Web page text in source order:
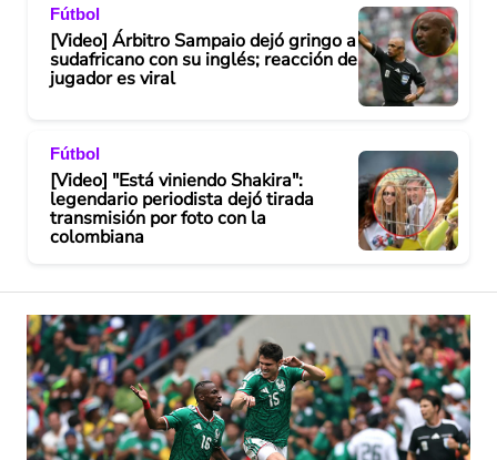
Fútbol
[Video] Árbitro Sampaio dejó gringo a
sudafricano con su inglés; reacción de
jugador es viral
Fútbol
[Video] "Está viniendo Shakira":
legendario periodista dejó tirada
transmisión por foto con la
colombiana